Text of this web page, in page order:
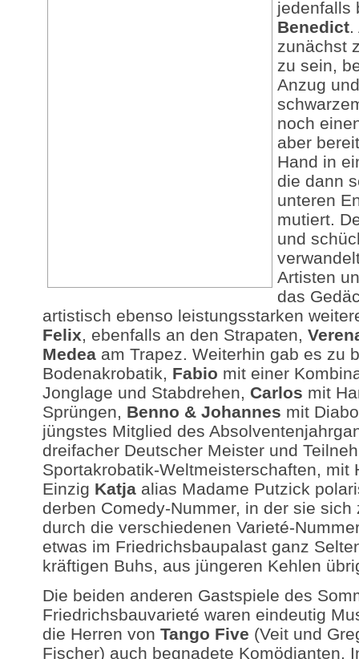
jedenfalls
Benedict.
zunächst
zu sein,
Anzug
noch
aber
Hand in
die dann
unteren
mutiert.
und
Artisten
das
artistisch ebenso leistungsstarken
Felix, ebenfalls an den Strapaten,
Medeaam Trapez. Weiterhin gab es zu
Bodenakrobatik, Fabio mit einer
Jonglage und Stabdrehen, Carlos mit
Sprüngen, Benno & Johannes mit
jüngstes Mitglied des
dreifacher Deutscher Meister und
Sportakrobatik-Weltmeisterschaften, mit
Einzig Katjaalias Madame Putzick
derben Comedy-Nummer, in der sie
durch die verschiedenen Varieté-
etwas im Friedrichsbaupalast ganz
kräftigen Buhs, aus jüngeren Kehlen
Die beiden anderen Gastspiele des
Friedrichsbauvarieté waren eindeutig
die Herren von Tango Five (Veit und
Fischer) auch begnadete Komödianten.